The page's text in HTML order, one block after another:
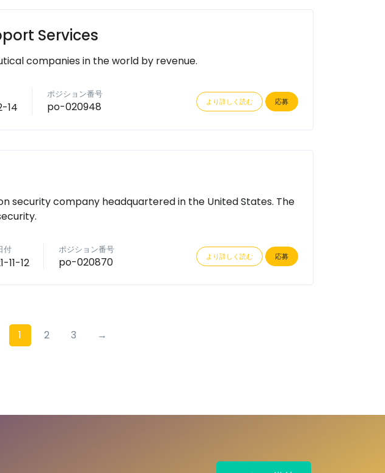
Services
companies in the world by revenue.
14
ポジション番号
po-020948 より詳しく読む 応募
security company headquartered in the United States. The
付
11-12
ポジション番号
po-020870 より詳しく読む 応募
1 2 3 →